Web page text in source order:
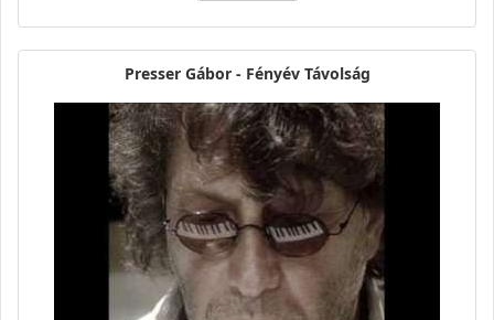
Presser Gábor - Fényév Távolság